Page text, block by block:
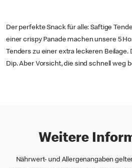
Der perfekte Snack für alle: Saftige
einer crispy Panade machen unsere 5
Tenders zu einer extra leckeren Beilage.
Dip. Aber Vorsicht, die sind schnell weg
Weitere
Nährwert- und Allergenangaben